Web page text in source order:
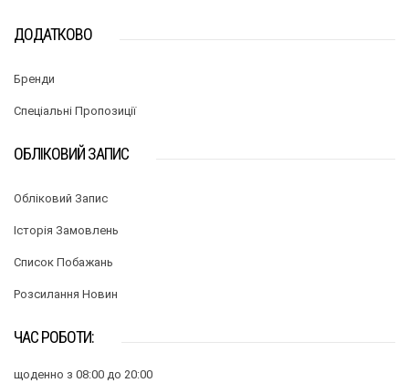
ДОДАТКОВО
Бренди
Спеціальні Пропозиції
ОБЛІКОВИЙ ЗАПИС
Обліковий Запис
Історія Замовлень
Список Побажань
Розсилання Новин
ЧАС РОБОТИ:
щоденно з 08:00 до 20:00